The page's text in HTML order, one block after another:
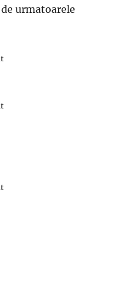
urmatoarele